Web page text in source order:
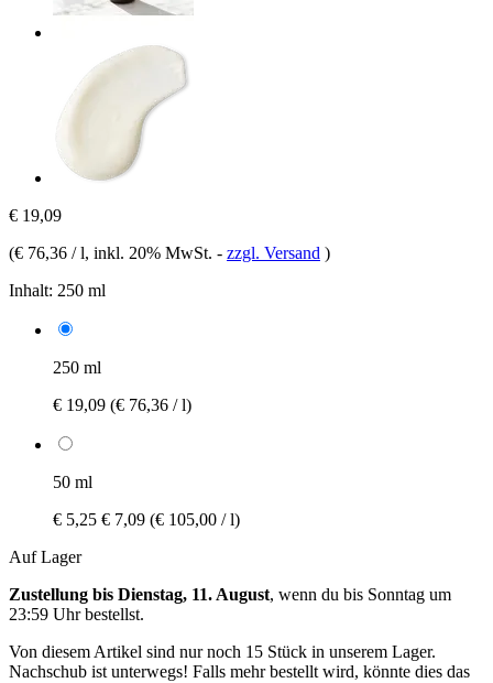
€ 19,09
(€ 76,36 / l, inkl. 20% MwSt. - zzgl. Versand )
Inhalt: 250 ml
250 ml
€ 19,09 (€ 76,36 / l)
50 ml
€ 5,25 € 7,09 (€ 105,00 / l)
Auf Lager
Zustellung bis Dienstag, 11. August, wenn du bis Sonntag um
23:59 Uhrbestellst.
Von diesem Artikel sind nur noch 15 Stück in unserem Lager.
Nachschub ist unterwegs! Falls mehr bestellt wird, könnte dies das